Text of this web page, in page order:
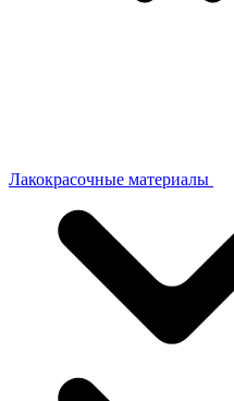
Лакокрасочные материалы